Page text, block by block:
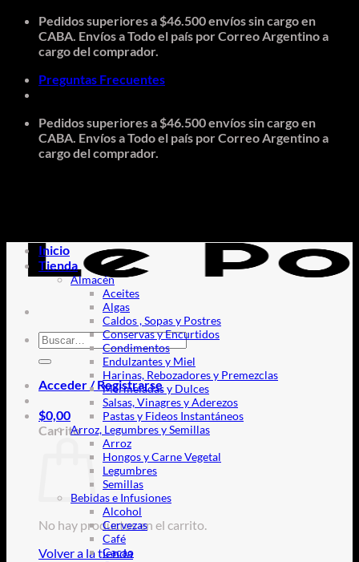
Saltar
contenido
Pedidos superiores a $46.500 envíos sin cargo en
CABA. Envíos a Todo el país por Correo Argentino a
cargo del comprador.
Preguntas Frecuentes
Pedidos superiores a $46.500 envíos sin cargo en
CABA. Envíos a Todo el país por Correo Argentino a
cargo del comprador.
Buscar
por:
Acceder / Registrarse
$0,00
Carrito
No hay productos en el carrito.
Volver a la tienda
Inicio
Tienda
Almacén
Aceites
Algas
Caldos , Sopas y Postres
Conservas y Encurtidos
Condimentos
Endulzantes y Miel
Harinas, Rebozadores y Premezclas
Mermeladas y Dulces
Salsas, Vinagres y Aderezos
Pastas y Fideos Instantáneos
Arroz, Legumbres y Semillas
Arroz
Hongos y Carne Vegetal
Legumbres
Semillas
Bebidas e Infusiones
Alcohol
Cervezas
Café
Cacao